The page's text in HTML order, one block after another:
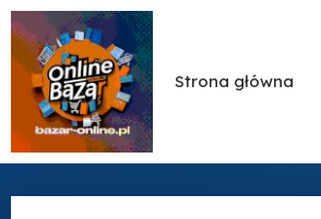
Strona główna